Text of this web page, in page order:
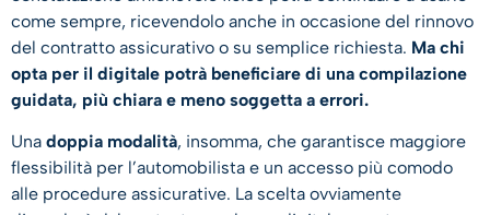
come sempre, ricevendolo anche in occasione del rinnovo
del contratto assicurativo o su semplice richiesta. Ma chi
opta per il digitale potrà beneficiare di una compilazione
guidata, più chiara e meno soggetta a errori.
Una doppia modalità, insomma, che garantisce maggiore
flessibilità per l’automobilista e un accesso più comodo
alle procedure assicurative. La scelta ovviamente